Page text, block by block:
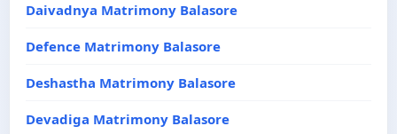
Daivadnya Matrimony Balasore
Defence Matrimony Balasore
Deshastha Matrimony Balasore
Devadiga Matrimony Balasore